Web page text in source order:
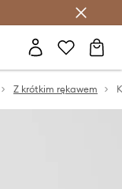
Z krótkim rękawem